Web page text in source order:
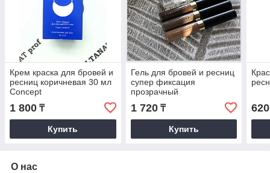
Крем краска для бровей и
ресниц коричневая 30 мл
Concept
1 800 ₸
Купить
Гель для бровей и ресниц
супер фиксация
прозрачный
1 720₸
Купить
620
О нас